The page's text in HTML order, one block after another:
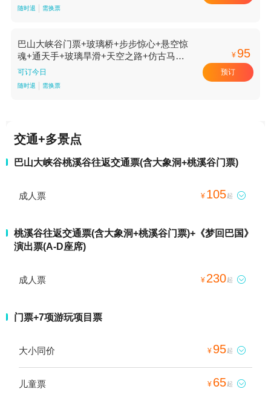
随时退 需换票
巴山大峡谷门票+玻璃桥+步步惊心+悬空惊
魂+通天手+玻璃旱滑+天空之路+仿古马车
不限人群-标准价
可订今日
随时退 需换票
¥ 95
预订
交通+多景点
巴山大峡谷桃溪谷往返交通票(含大象洞+桃溪谷门票)
成人票 ¥ 105起 
桃溪谷往返交通票(含大象洞+桃溪谷门票)+《梦回巴国》
演出票(A-D座席)
成人票 ¥ 230起 
门票+7项游玩项目票
大小同价 ¥ 95起 
儿童票 ¥ 65起 